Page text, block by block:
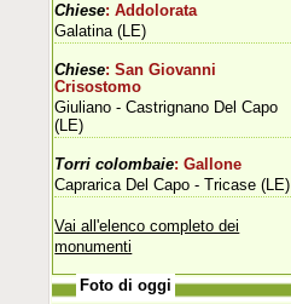
Chiese: Addolorata
Galatina (LE)
Chiese: San Giovanni
Crisostomo
Giuliano - Castrignano Del Capo
(LE)
Torri colombaie: Gallone
Caprarica Del Capo - Tricase (LE)
Vai all'elenco completo dei
monumenti
Foto di oggi